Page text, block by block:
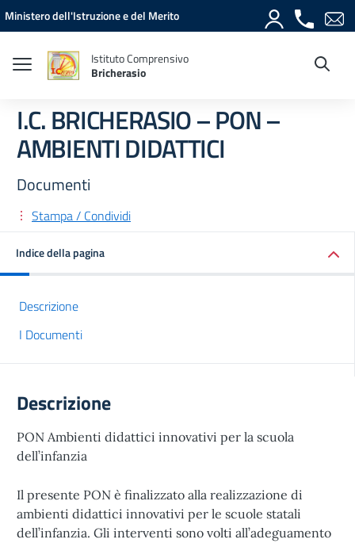
Vai ai contenuti
Vai al menu di navigazione
Vai al footer
Ministero dell'Istruzione e del Merito
Istituto Comprensivo
Bricherasio
I.C. BRICHERASIO – PON –
AMBIENTI DIDATTICI
Documenti
Stampa / Condividi
Indice della pagina
Descrizione
I Documenti
Descrizione
PON Ambienti didattici innovativi per la scuola
dell’infanzia
Il presente PON è finalizzato alla realizzazione di
ambienti didattici innovativi per le scuole statali
dell’infanzia. Gli interventi sono volti all’adeguamento